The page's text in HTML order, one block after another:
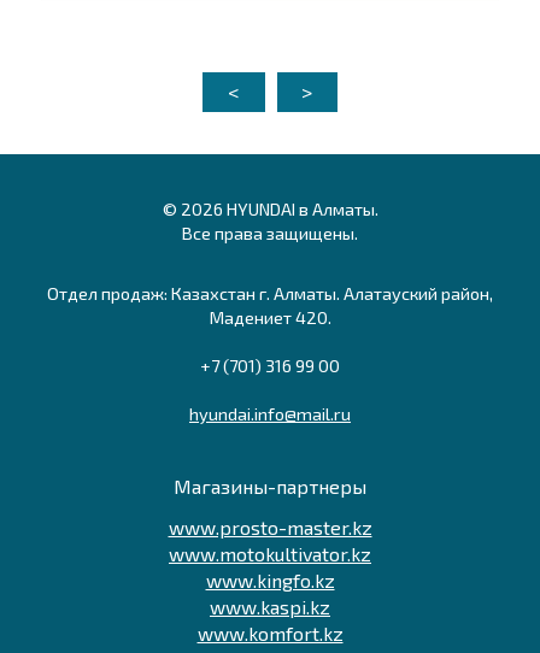
< >
© 2026 HYUNDAI в Алматы.
Все права защищены.
Отдел продаж: Казахстан г. Алматы. Алатауский район,
Мадениет 420.
+7 (701) 316 99 00
hyundai.info@mail.ru
Магазины-партнеры
www.prosto-master.kz
www.motokultivator.kz
www.kingfo.kz
www.kaspi.kz
www.komfort.kz